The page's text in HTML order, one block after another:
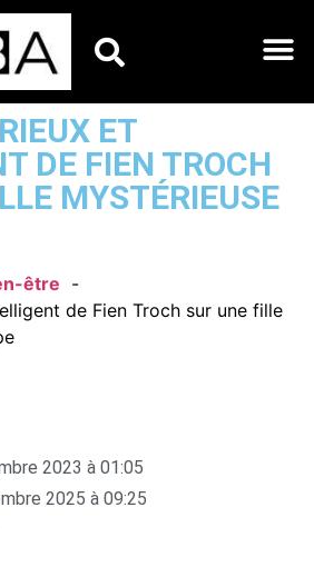
ET
DE FIEN TROCH
MYSTÉRIEUSE
être
de Fien Troch sur une fille
2023 à 01:05
2025 à 09:25